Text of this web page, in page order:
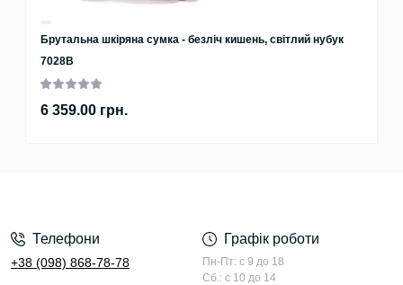
Брутальна шкіряна сумка - безліч кишень, світлий нубук
7028B
6 359.00 грн.
Телефони
+38 (098) 868-78-78
Графік роботи
Пн-Пт: с 9 до 18
Сб.: с 10 до 14